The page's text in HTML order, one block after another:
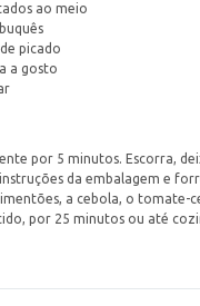
ao meio
picado
a gosto
por 5 minutos. Escorra,
da embalagem e
a cebola, o tomate-
por 25 minutos ou até